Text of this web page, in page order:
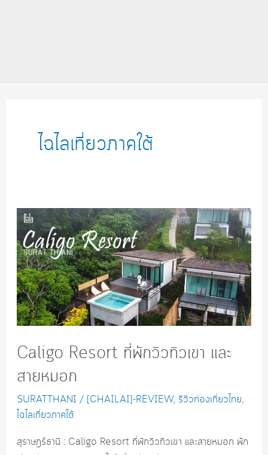
ไฉไลเที่ยวภาคใต้
Caligo Resort ที่พักวิวทิวเขา และ
สายหมอก
SURATTHANI / [CHAILAI]-REVIEW, รีวิวท่องเที่ยวไทย,
ไฉไลเที่ยวภาคใต้
สุราษฎร์ธานี : Caligo Resort ที่พักวิวทิวเขา และสายหมอก พัก